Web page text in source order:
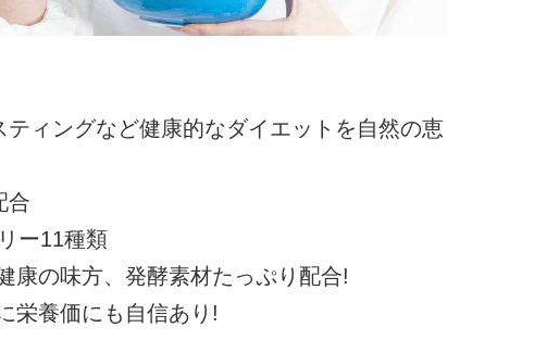
ィングなど健康的なダイエットを自然の恵
合
ー11種類
康の味方、発酵素材たっぷり配合!
栄養価にも自信あり!